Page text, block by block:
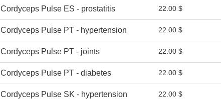
Cordyceps Pulse ES - prostatitis 22.00 $
Cordyceps Pulse PT - hypertension 22.00 $
Cordyceps Pulse PT - joints 22.00 $
Cordyceps Pulse PT - diabetes 22.00 $
Cordyceps Pulse SK - hypertension 22.00 $